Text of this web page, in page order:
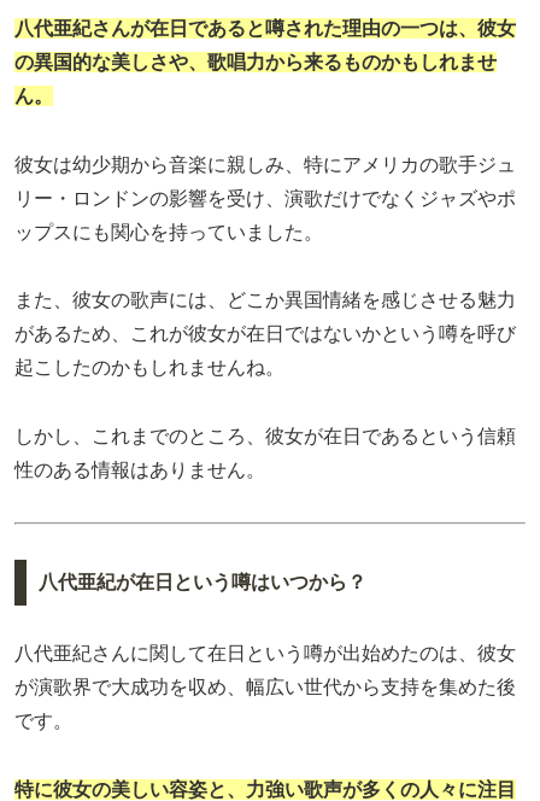
八代亜紀さんが在日であると噂された理由の一つは、彼女
の異国的な美しさや、歌唱力から来るものかもしれませ
ん。
彼女は幼少期から音楽に親しみ、特にアメリカの歌手ジュ
リー・ロンドンの影響を受け、演歌だけでなくジャズやポ
ップスにも関心を持っていました。
また、彼女の歌声には、どこか異国情緒を感じさせる魅力
があるため、これが彼女が在日ではないかという噂を呼び
起こしたのかもしれませんね。
しかし、これまでのところ、彼女が在日であるという信頼
性のある情報はありません。
八代亜紀が在日という噂はいつから？
八代亜紀さんに関して在日という噂が出始めたのは、彼女
が演歌界で大成功を収め、幅広い世代から支持を集めた後
です。
特に彼女の美しい容姿と、力強い歌声が多くの人々に注目